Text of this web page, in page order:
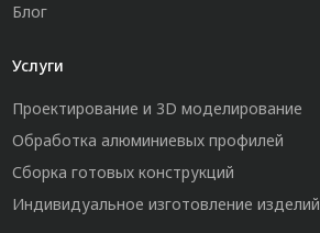
Блог
Услуги
Проектирование и 3D моделирование
Обработка алюминиевых профилей
Сборка готовых конструкций
Индивидуальное изготовление изделий